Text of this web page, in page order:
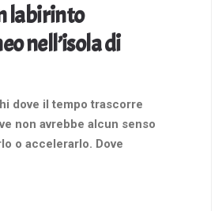
labirinto
nell’isola di
dove il tempo trascorre
non avrebbe alcun senso
o accelerarlo. Dove
seguendo la sua cadenza. A
ritmo differente, un ritmo